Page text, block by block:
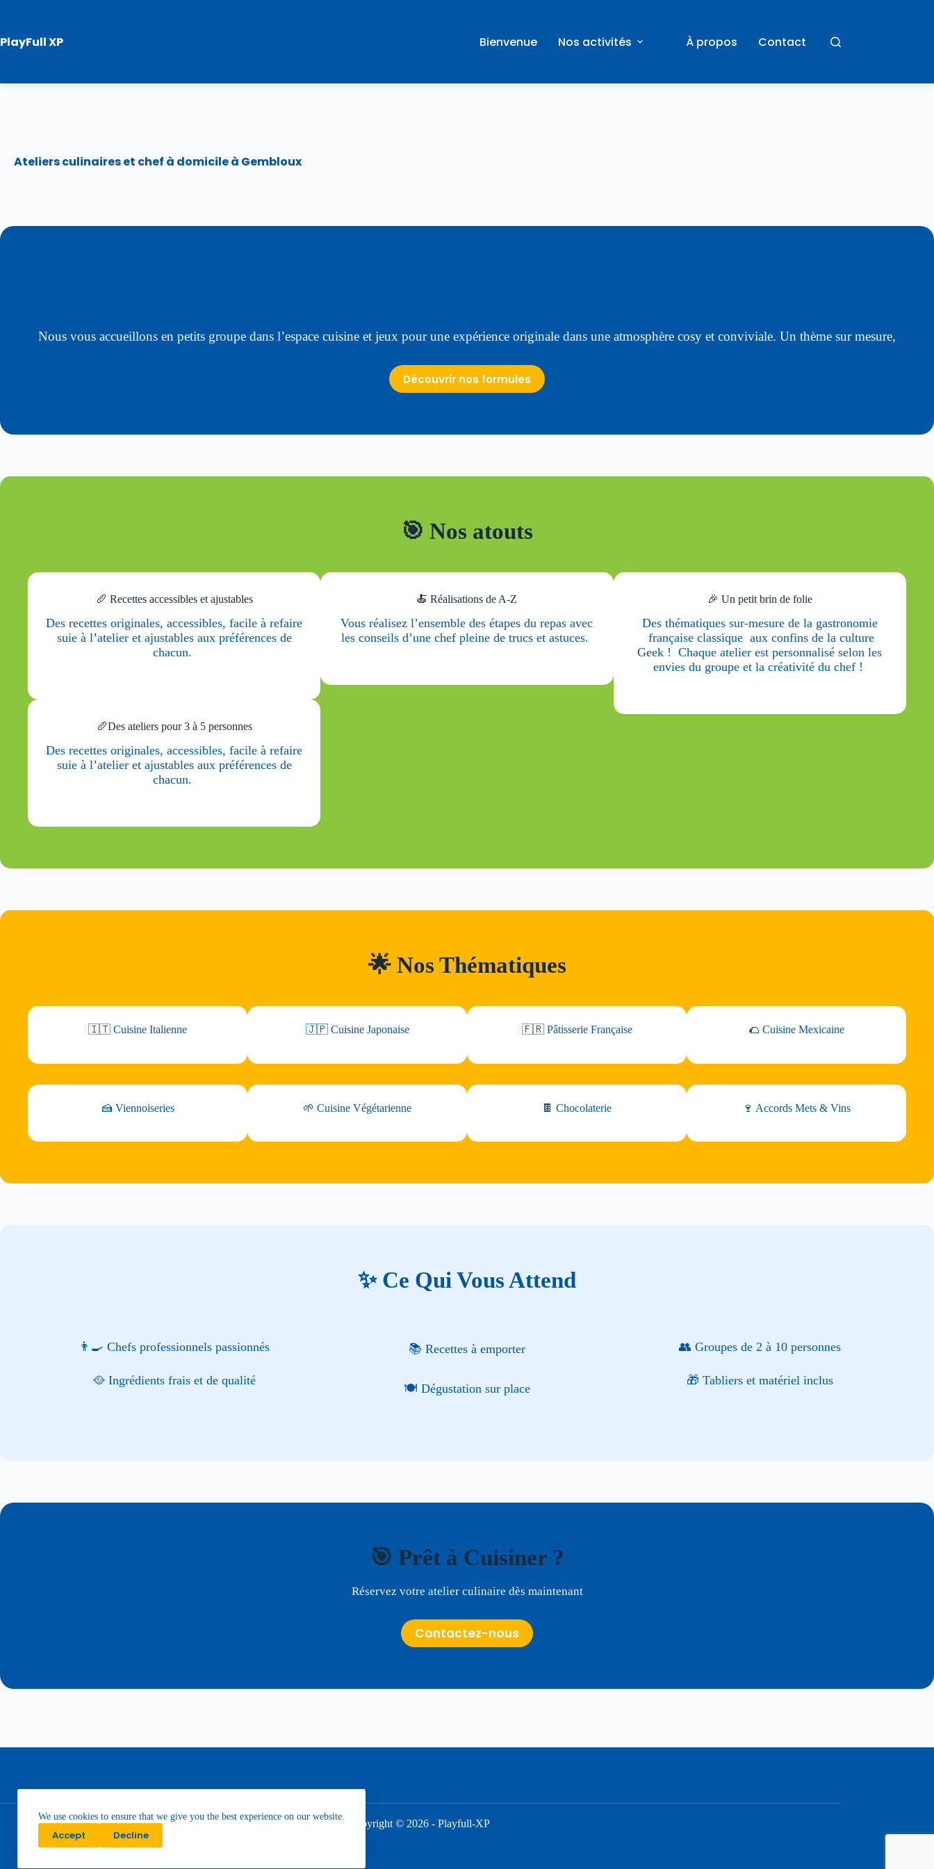
We use cookies to ensure that we give you the best experience on our website.
Accept Decline
PlayFull XP Bienvenue Nos activités À propos Contact
Ateliers culinaires et chef à domicile à Gembloux
Nous vous accueillons en petits groupe dans l’espace cuisine et jeux pour une expérience originale dans une atmosphère cosy et conviviale. Un thème sur mesure,
Découvrir nos formules
🎯 Nos atouts
🥖 Recettes accessibles et ajustables
Des recettes originales, accessibles, facile à refaire
suie à l’atelier et ajustables aux préférences de
chacun.
🥖Des ateliers pour 3 à 5 personnes
Des recettes originales, accessibles, facile à refaire
suie à l’atelier et ajustables aux préférences de
chacun.
🍝 Réalisations de A-Z
Vous réalisez l’ensemble des étapes du repas avec
les conseils d’une chef pleine de trucs et astuces.
🎉 Un petit brin de folie
Des thématiques sur-mesure de la gastronomie
française classique aux confins de la culture
Geek ! Chaque atelier est personnalisé selon les
envies du groupe et la créativité du chef !
🌟 Nos Thématiques
🇮🇹 Cuisine Italienne 🇯🇵 Cuisine Japonaise 🇫🇷 Pâtisserie Française 🌮 Cuisine Mexicaine
🍰 Viennoiseries 🌱 Cuisine Végétarienne 🍫 Chocolaterie 🍷 Accords Mets & Vins
✨ Ce Qui Vous Attend
👨‍🍳 Chefs professionnels passionnés
🥘 Ingrédients frais et de qualité
📚 Recettes à emporter
🍽️ Dégustation sur place
👥 Groupes de 2 à 10 personnes
🎁 Tabliers et matériel inclus
🎯 Prêt à Cuisiner ?
Réservez votre atelier culinaire dès maintenant
Contactez-nous
Copyright © 2026 - Playfull-XP